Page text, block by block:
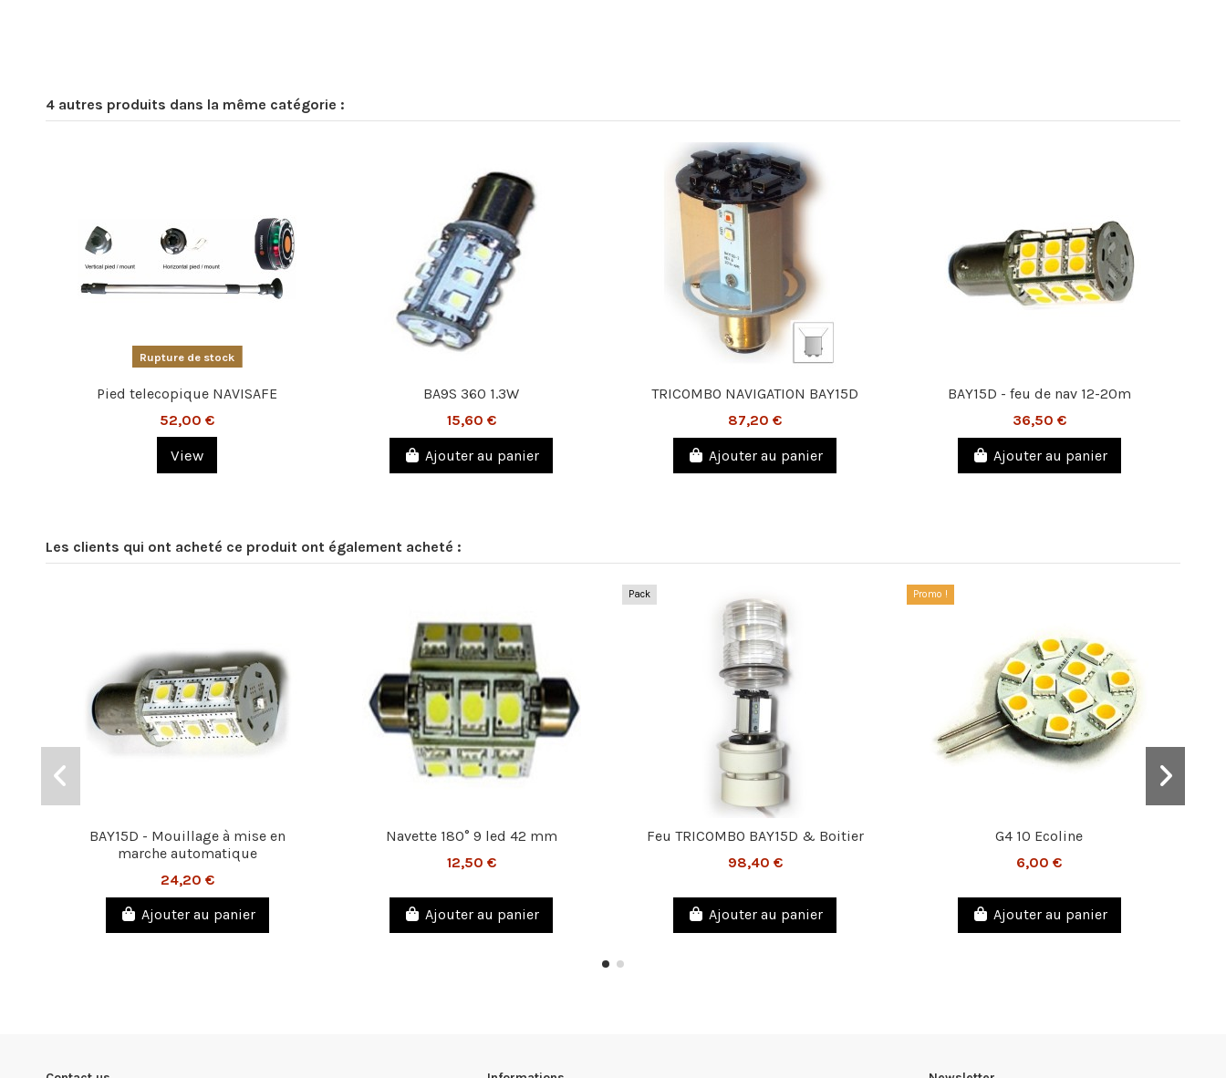
4 autres produits dans la même catégorie :
Rupture de stock
Pied telecopique NAVISAFE
52,00 €
View
BA9S 360 1.3W
15,60 €
Ajouter au panier
TRICOMBO NAVIGATION BAY15D
87,20 €
Ajouter au panier
BAY15D - feu de nav 12-20m
36,50 €
Ajouter au panier
Les clients qui ont acheté ce produit ont également acheté :
BAY15D - Mouillage à mise en
marche automatique
24,20 €
Ajouter au panier
Navette 180° 9 led 42 mm
12,50 €
Ajouter au panier
Pack
Feu TRICOMBO BAY15D & Boitier
98,40 €
Ajouter au panier
Promo !
G4 10 Ecoline
6,00 €
Ajouter au panier